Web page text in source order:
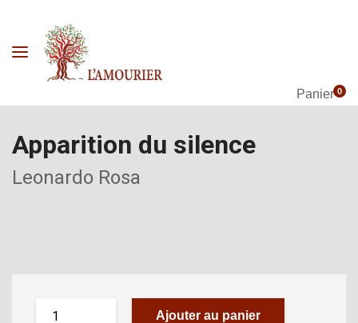
Panier0
Apparition du silence
Leonardo Rosa
Ajouter au panier